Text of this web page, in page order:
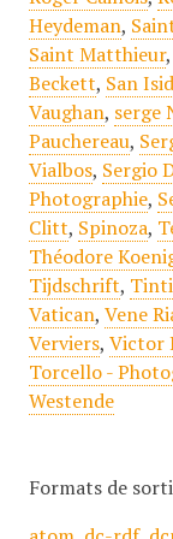
Heydeman,
Saint Matthieur,
Beckett, San
Vaughan, serge
Pauchereau,
Vialbos, Sergio
Photographie,
Clitt, Spinoza,
Théodore
Tijdschrift,
Vatican, Vene
Verviers, Victor
Torcello -
Westende
Formats de